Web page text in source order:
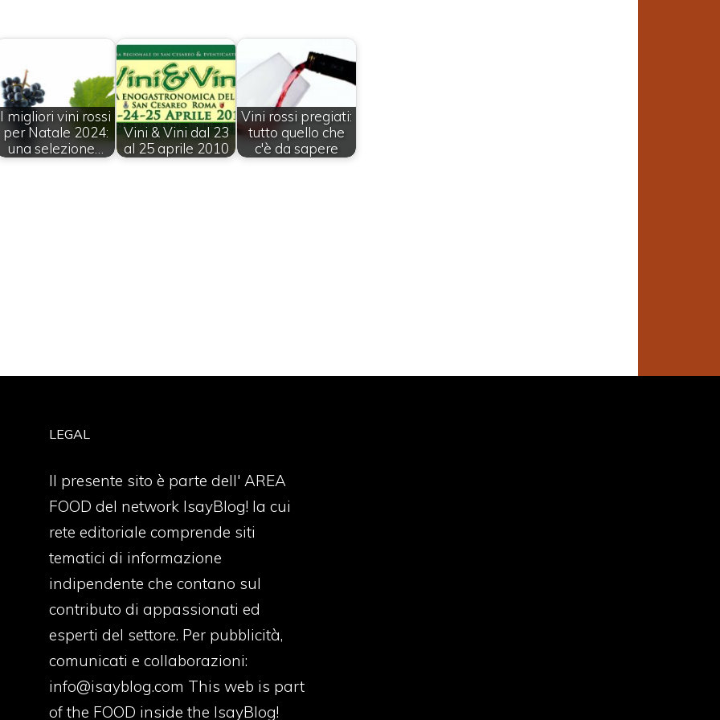
I migliori vini rossi
per Natale 2024:
una selezione…
Vini & Vini dal 23
al 25 aprile 2010
Vini rossi pregiati:
tutto quello che
c'è da sapere
LEGAL
Il presente sito è parte dell' AREA
FOOD del network IsayBlog! la cui
rete editoriale comprende siti
tematici di informazione
indipendente che contano sul
contributo di appassionati ed
esperti del settore. Per pubblicità,
comunicati e collaborazioni:
info@isayblog.com This web is part
of the FOOD inside the IsayBlog!